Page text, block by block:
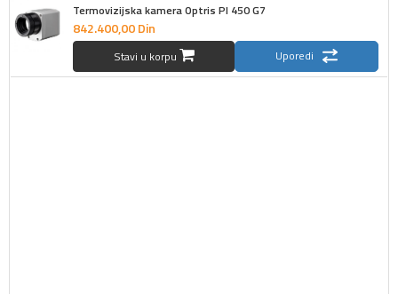
Termovizijska kamera Optris PI 450 G7
842.400,00Din
Stavi u korpu Uporedi